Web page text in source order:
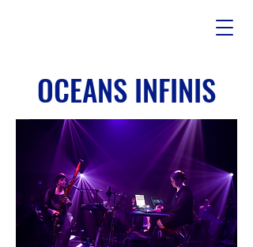
OCEANS INFINIS